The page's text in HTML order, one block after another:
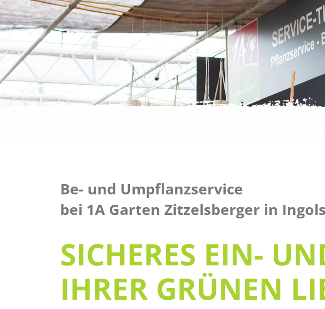
Be- und Umpflanzservice
bei 1A Garten Zitzelsberger in
SICHERES EIN-
IHRER GRÜNEN